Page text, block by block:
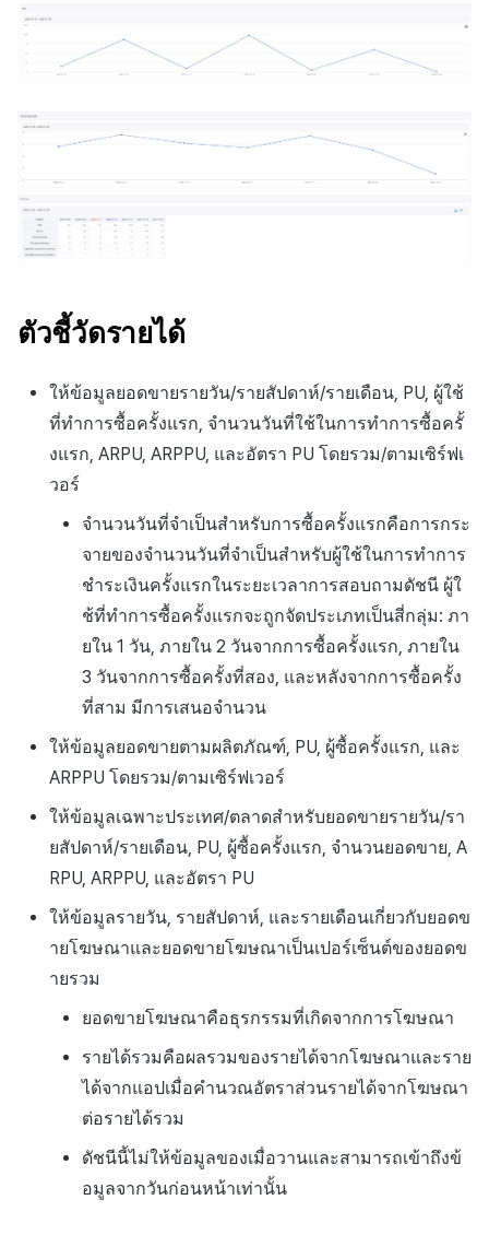
ตัวชี้วัดรายได้
ให้ข้อมูลยอดขายรายวัน/รายสัปดาห์/รายเดือน, PU, ผู้ใช้
ที่ทำการซื้อครั้งแรก, จำนวนวันที่ใช้ในการทำการซื้อครั้
งแรก, ARPU, ARPPU, และอัตรา PU โดยรวม/ตามเซิร์ฟเ
วอร์
จำนวนวันที่จำเป็นสำหรับการซื้อครั้งแรกคือการกระ
จายของจำนวนวันที่จำเป็นสำหรับผู้ใช้ในการทำการ
ชำระเงินครั้งแรกในระยะเวลาการสอบถามดัชนี ผู้ใ
ช้ที่ทำการซื้อครั้งแรกจะถูกจัดประเภทเป็นสี่กลุ่ม: ภา
ยใน 1 วัน, ภายใน 2 วันจากการซื้อครั้งแรก, ภายใน
3 วันจากการซื้อครั้งที่สอง, และหลังจากการซื้อครั้ง
ที่สาม มีการเสนอจำนวน
ให้ข้อมูลยอดขายตามผลิตภัณฑ์, PU, ผู้ซื้อครั้งแรก, และ
ARPPU โดยรวม/ตามเซิร์ฟเวอร์
ให้ข้อมูลเฉพาะประเทศ/ตลาดสำหรับยอดขายรายวัน/รา
ยสัปดาห์/รายเดือน, PU, ผู้ซื้อครั้งแรก, จำนวนยอดขาย, A
RPU, ARPPU, และอัตรา PU
ให้ข้อมูลรายวัน, รายสัปดาห์, และรายเดือนเกี่ยวกับยอดข
ายโฆษณาและยอดขายโฆษณาเป็นเปอร์เซ็นต์ของยอดข
ายรวม
ยอดขายโฆษณาคือธุรกรรมที่เกิดจากการโฆษณา
รายได้รวมคือผลรวมของรายได้จากโฆษณาและราย
ได้จากแอปเมื่อคำนวณอัตราส่วนรายได้จากโฆษณา
ต่อรายได้รวม
ดัชนีนี้ไม่ให้ข้อมูลของเมื่อวานและสามารถเข้าถึงข้
อมูลจากวันก่อนหน้าเท่านั้น